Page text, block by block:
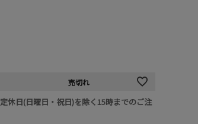
売切れ
休日(日曜日・祝日)を除く15時までのご注